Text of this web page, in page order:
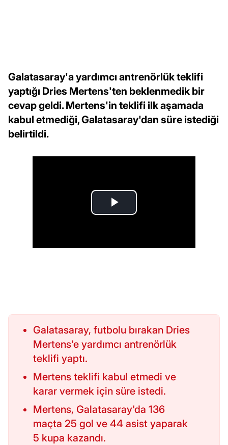
Galatasaray'a yardımcı antrenörlük teklifi
yaptığı Dries Mertens'ten beklenmedik bir
cevap geldi. Mertens'in teklifi ilk aşamada
kabul etmediği, Galatasaray'dan süre istediği
belirtildi.
Galatasaray, futbolu bırakan Dries
Mertens'e yardımcı antrenörlük
teklifi yaptı.
Mertens teklifi kabul etmedi ve
karar vermek için süre istedi.
Mertens, Galatasaray'da 136
maçta 25 gol ve 44 asist yaparak
5 kupa kazandı.